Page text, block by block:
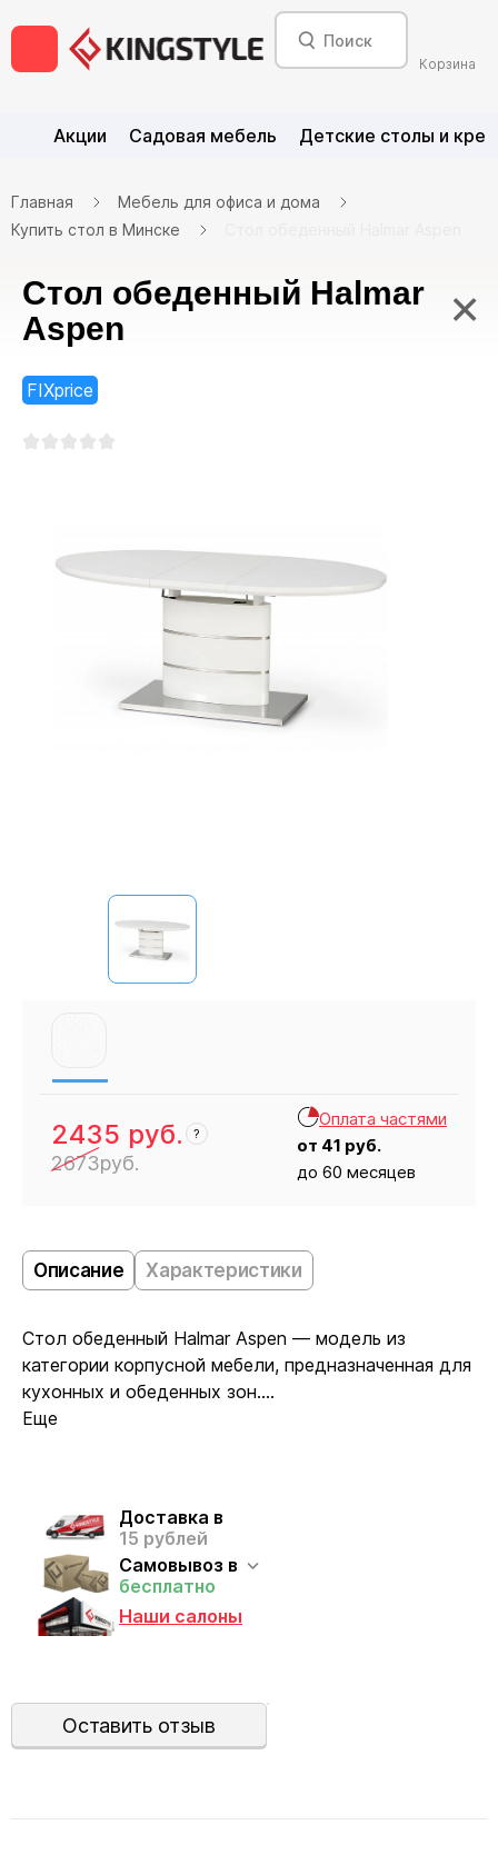
Корзина
Акции Садовая мебель Детские столы и
Главная
Мебель для офиса и дома
Купить стол в Минске
Стол обеденный Halmar
Aspen
FIXprice
2435 руб. ?
2673руб.
Оплата частями
от 41 руб.
до 60 месяцев
Описание Характеристики
Стол обеденный Halmar Aspen — модель из
категории корпусной мебели, предназначенная для
кухонных и обеденных зон....
Еще
Доставка в
15 рублей
Самовывоз в
бесплатно
Наши салоны
Оставить отзыв
×